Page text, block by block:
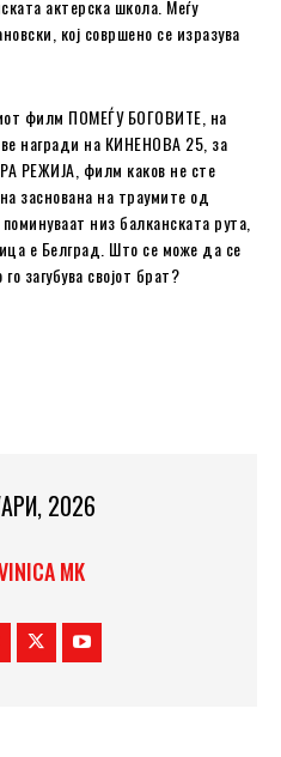
актерска школа. Меѓу
кој совршено се изразува
филм ПОМЕЃУ БОГОВИТЕ, на
награди на КИНЕНОВА 25, за
РЕЖИЈА, филм каков не сте
заснована на траумите од
низ балканската рута,
е Белград. Што се може да се
загубува својот брат?
2026
MK